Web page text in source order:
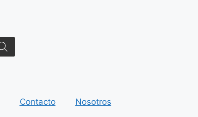
Contacto Nosotros